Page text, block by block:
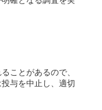
ことがあるので、
与を中止し、適切